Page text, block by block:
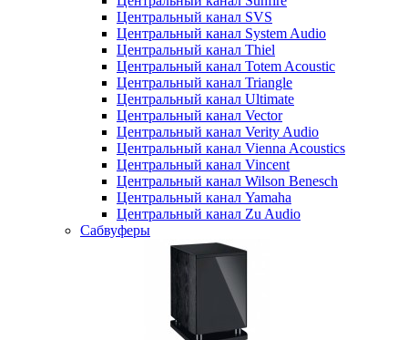
Центральный канал SVS
Центральный канал System Audio
Центральный канал Thiel
Центральный канал Totem Acoustic
Центральный канал Triangle
Центральный канал Ultimate
Центральный канал Vector
Центральный канал Verity Audio
Центральный канал Vienna Acoustics
Центральный канал Vincent
Центральный канал Wilson Benesch
Центральный канал Yamaha
Центральный канал Zu Audio
Сабвуферы